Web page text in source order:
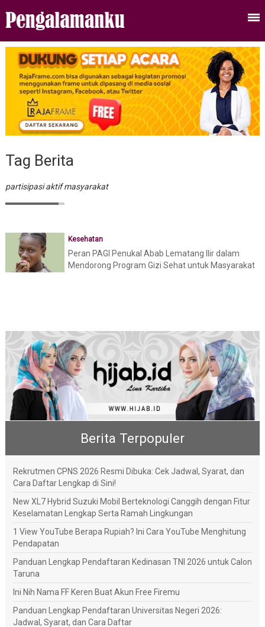
Tag Berita
partisipasi aktif masyarakat
Kesehatan
Peran PAGI Penukal Abab Lematang Ilir dalam
Mendorong Program Gizi Sehat untuk Masyarakat
Berita Terpopuler
Rekrutmen CPNS 2026 Resmi Dibuka: Cek Jadwal, Syarat, dan
Cara Daftar Lengkap di Sini!
New XL7 Hybrid Suzuki Mobil Berteknologi Canggih dengan Fitur
Keselamatan Lengkap Serta Ramah Lingkungan
1 View YouTube Berapa Rupiah? Ini Cara YouTube Menghitung
Pendapatan
Panduan Lengkap Pendaftaran Kedinasan TNI 2026 untuk Calon
Taruna
Ini Nih Nama FF Keren Buat Akun Free Firemu
Panduan Lengkap Pendaftaran Universitas Negeri 2026:
Jadwal, Syarat, dan Cara Daftar